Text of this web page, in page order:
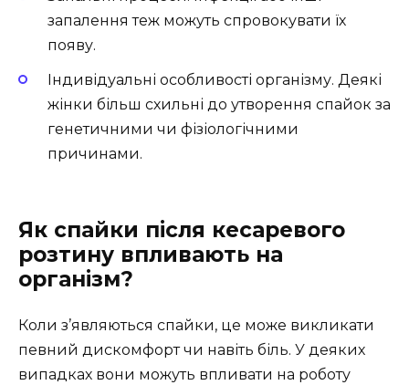
запалення теж можуть спровокувати їх
появу.
Індивідуальні особливості організму. Деякі
жінки більш схильні до утворення спайок за
генетичними чи фізіологічними
причинами.
Як спайки після кесаревого
розтину впливають на
організм?
Коли з’являються спайки, це може викликати
певний дискомфорт чи навіть біль. У деяких
випадках вони можуть впливати на роботу